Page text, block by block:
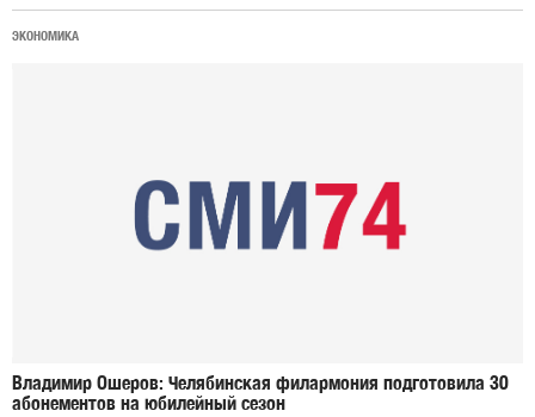
ЭКОНОМИКА
Владимир Ошеров: Челябинская филармония подготовила 30
абонементов на юбилейный сезон